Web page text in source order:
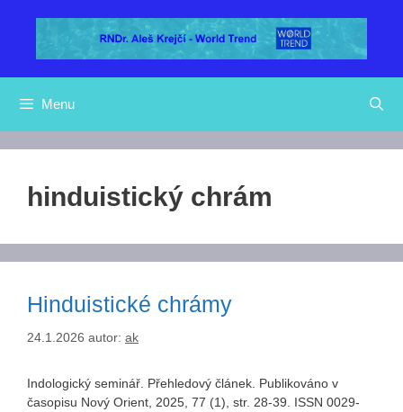
Menu
hinduistický chrám
Hinduistické chrámy
24.1.2026 autor: ak
Indologický seminář. Přehledový článek. Publikováno v
časopisu Nový Orient, 2025, 77 (1), str. 28-39. ISSN 0029-